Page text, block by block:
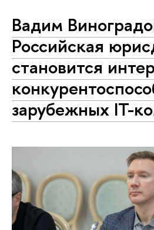
Вадим
Российская
становится
зарубежных IT-